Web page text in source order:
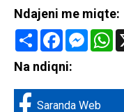
Ndajeni me miqte:
Share Facebook
Na ndiqni:
Saranda Web